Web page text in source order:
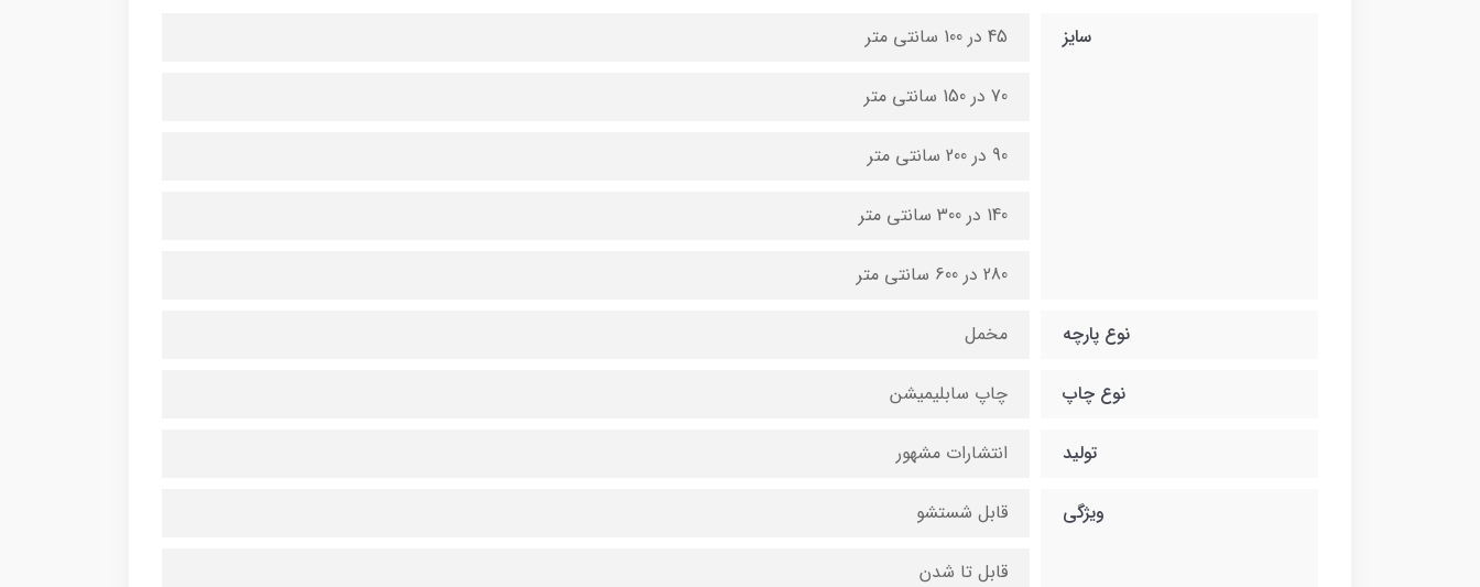
سایز 45 در 100 سانتی متر
70 در 150 سانتی متر
90 در 200 سانتی متر
140 در 300 سانتی متر
280 در 600 سانتی متر
نوع پارچه مخمل
نوع چاپ چاپ سابلیمیشن
تولید انتشارات مشهور
ویژگی قابل شستشو
قابل تا شدن